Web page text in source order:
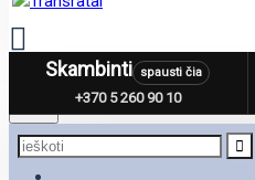
MenuSkambinti spausti čia
+370 5 260 90 10